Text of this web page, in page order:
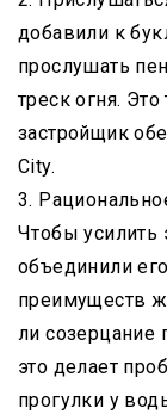
добавили к
прослушать
треск огня.
застройщик
City.
3.
Чтобы
объединили
преимуществ
ли созерцание
это делает
прогулки у